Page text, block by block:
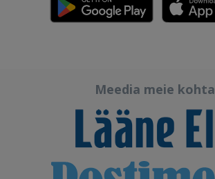
Meedia meie kohta